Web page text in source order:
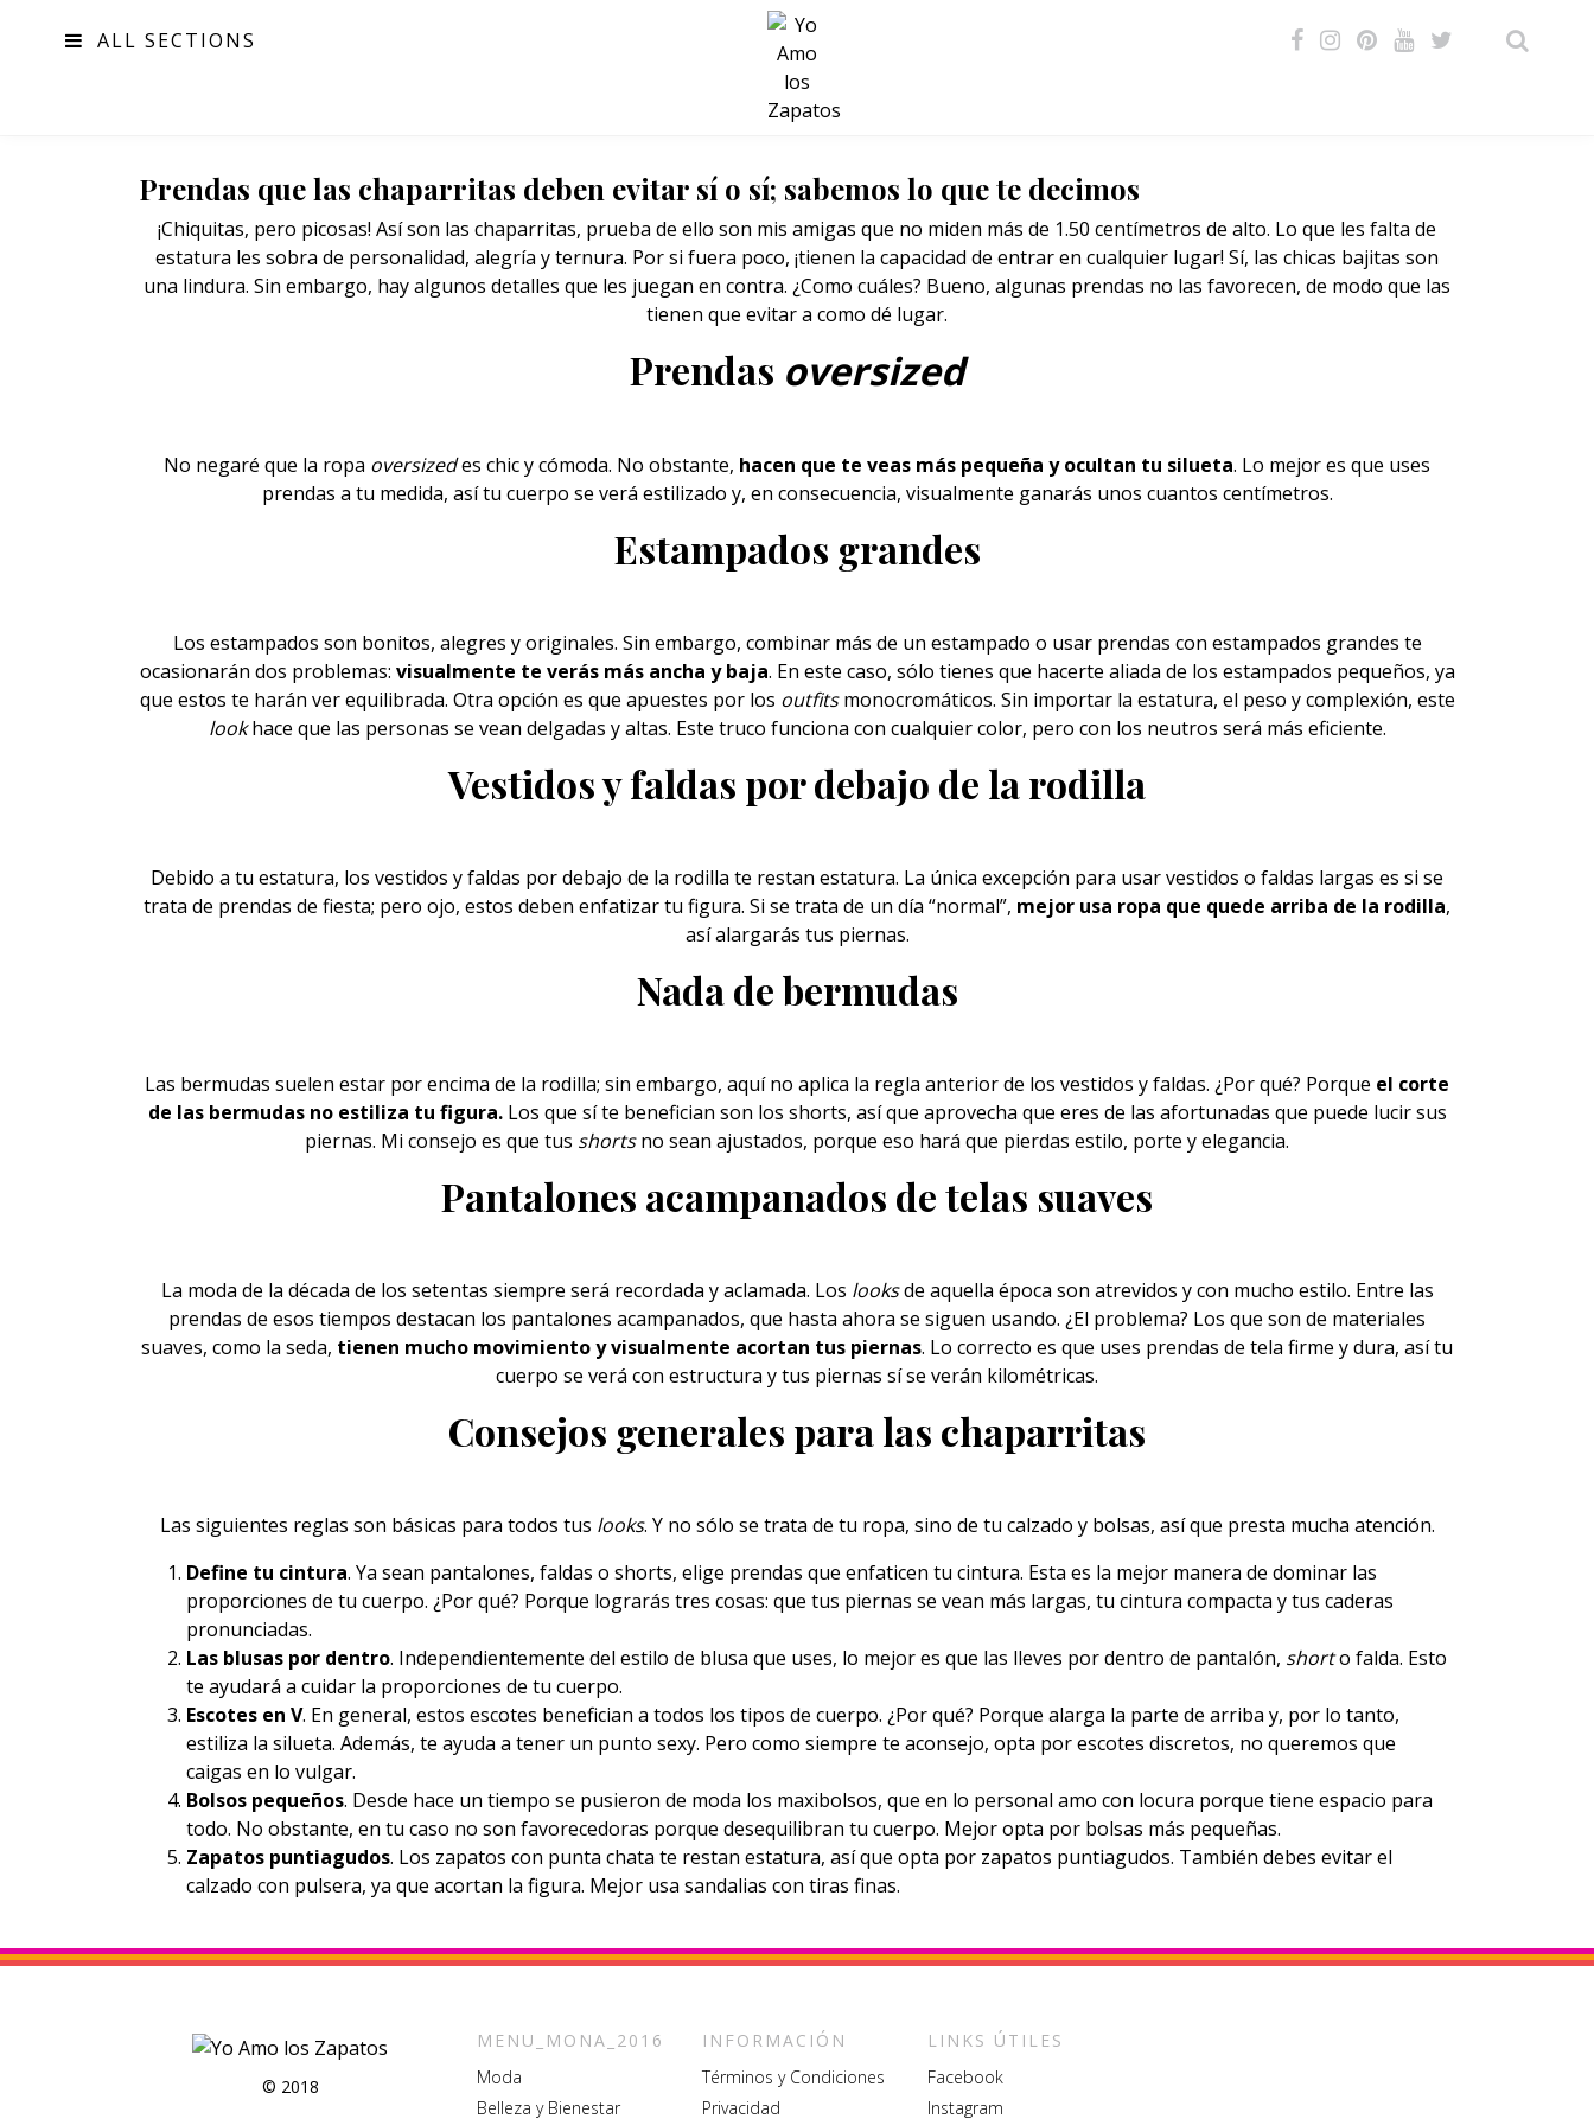
ALL SECTIONS
SALUD
Prendas que las chaparritas deben evitar sí o sí; sabemos lo que te decimos
¡Chiquitas, pero picosas! Así son las chaparritas, prueba de ello son mis amigas que no miden más de 1.50 centímetros de alto. Lo que les falta de
estatura les sobra de personalidad, alegría y ternura. Por si fuera poco, ¡tienen la capacidad de entrar en cualquier lugar! Sí, las chicas bajitas son
una lindura. Sin embargo, hay algunos detalles que les juegan en contra. ¿Como cuáles? Bueno, algunas prendas no las favorecen, de modo que las
tienen que evitar a como dé lugar.
Prendas oversized
No negaré que la ropa oversizedes chic y cómoda. No obstante, hacen que te veas más pequeña y ocultan tu silueta. Lo mejor es que uses
prendas a tu medida, así tu cuerpo se verá estilizado y, en consecuencia, visualmente ganarás unos cuantos centímetros.
Estampados grandes
Los estampados son bonitos, alegres y originales. Sin embargo, combinar más de un estampado o usar prendas con estampados grandes te
ocasionarán dos problemas: visualmente te verás más ancha y baja. En este caso, sólo tienes que hacerte aliada de los estampados pequeños, ya
que estos te harán ver equilibrada. Otra opción es que apuestes por los outfitsmonocromáticos. Sin importar la estatura, el peso y complexión, este
lookhace que las personas se vean delgadas y altas. Este truco funciona con cualquier color, pero con los neutros será más eficiente.
Vestidos y faldas por debajo de la rodilla
Debido a tu estatura, los vestidos y faldas por debajo de la rodilla te restan estatura. La única excepción para usar vestidos o faldas largas es si se
trata de prendas de fiesta; pero ojo, estos deben enfatizar tu figura. Si se trata de un día “normal”, mejor usa ropa que quede arriba de la rodilla,
así alargarás tus piernas.
Nada de bermudas
Las bermudas suelen estar por encima de la rodilla; sin embargo, aquí no aplica la regla anterior de los vestidos y faldas. ¿Por qué? Porque el corte
de las bermudas no estiliza tu figura.Los que sí te benefician son los shorts, así que aprovecha que eres de las afortunadas que puede lucir sus
piernas. Mi consejo es que tus shortsno sean ajustados, porque eso hará que pierdas estilo, porte y elegancia.
Pantalones acampanados de telas suaves
La moda de la década de los setentas siempre será recordada y aclamada. Los looksde aquella época son atrevidos y con mucho estilo. Entre las
prendas de esos tiempos destacan los pantalones acampanados, que hasta ahora se siguen usando. ¿El problema? Los que son de materiales
suaves, como la seda, tienen mucho movimiento y visualmente acortan tus piernas. Lo correcto es que uses prendas de tela firme y dura, así tu
cuerpo se verá con estructura y tus piernas sí se verán kilométricas.
Consejos generales para las chaparritas
Las siguientes reglas son básicas para todos tus looks. Y no sólo se trata de tu ropa, sino de tu calzado y bolsas, así que presta mucha atención.
Define tu cintura. Ya sean pantalones, faldas o shorts, elige prendas que enfaticen tu cintura. Esta es la mejor manera de dominar las
proporciones de tu cuerpo. ¿Por qué? Porque lograrás tres cosas: que tus piernas se vean más largas, tu cintura compacta y tus caderas
pronunciadas.
Las blusas por dentro. Independientemente del estilo de blusa que uses, lo mejor es que las lleves por dentro de pantalón, shorto falda. Esto
te ayudará a cuidar la proporciones de tu cuerpo.
Escotes en V. En general, estos escotes benefician a todos los tipos de cuerpo. ¿Por qué? Porque alarga la parte de arriba y, por lo tanto,
estiliza la silueta. Además, te ayuda a tener un punto sexy. Pero como siempre te aconsejo, opta por escotes discretos, no queremos que
caigas en lo vulgar.
Bolsos pequeños. Desde hace un tiempo se pusieron de moda los maxibolsos, que en lo personal amo con locura porque tiene espacio para
todo. No obstante, en tu caso no son favorecedoras porque desequilibran tu cuerpo. Mejor opta por bolsas más pequeñas.
Zapatos puntiagudos. Los zapatos con punta chata te restan estatura, así que opta por zapatos puntiagudos. También debes evitar el
calzado con pulsera, ya que acortan la figura. Mejor usa sandalias con tiras finas.
© 2018
MENU_MONA_2016
Moda
Belleza y Bienestar
INFORMACIÓN
Términos y Condiciones
Privacidad
LINKS ÚTILES
Facebook
Instagram